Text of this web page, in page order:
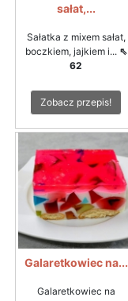
sałat,...
Sałatka z mixem sałat,
boczkiem, jajkiem i... ⇖
62
Zobacz przepis!
Galaretkowiec na...
Galaretkowiec na